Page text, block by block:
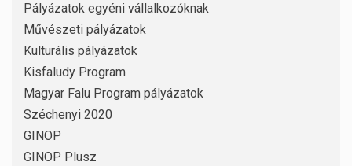
Pályázatok egyéni vállalkozóknak
Művészeti pályázatok
Kulturális pályázatok
Kisfaludy Program
Magyar Falu Program pályázatok
Széchenyi 2020
GINOP
GINOP Plusz